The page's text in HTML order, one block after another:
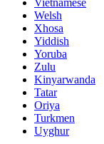
Vietnamese
Welsh
Xhosa
Yiddish
Yoruba
Zulu
Kinyarwanda
Tatar
Oriya
Turkmen
Uyghur